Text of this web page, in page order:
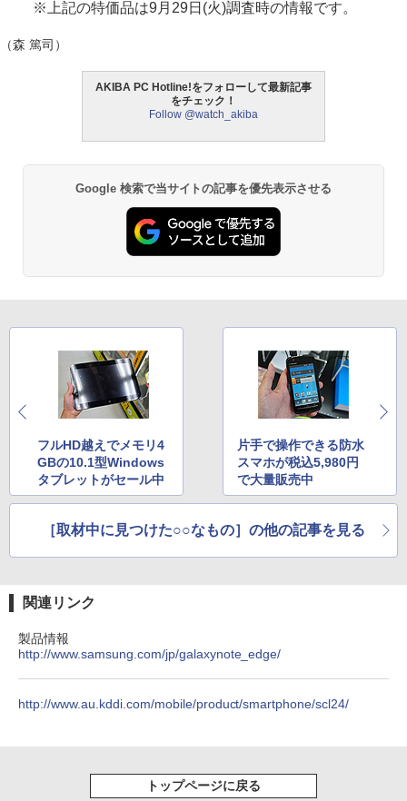
※上記の特価品は9月29日(火)調査時の情報です。
（森 篤司）
AKIBA PC Hotline!をフォローして最新記事
をチェック！
Follow @watch_akiba
Google 検索で当サイトの記事を優先表示させる
フルHD越えでメモリ4
GBの10.1型Windows
タブレットがセール中
片手で操作できる防水
スマホが税込5,980円
で大量販売中
［取材中に見つけた○○なもの］の他の記事を見る
関連リンク
製品情報
http://www.samsung.com/jp/galaxynote_edge/
http://www.au.kddi.com/mobile/product/smartphone/scl24/
トップページに戻る